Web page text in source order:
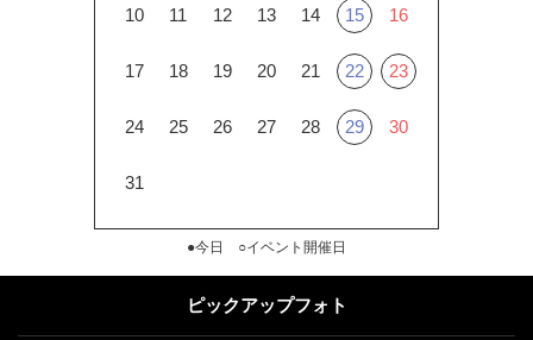
10 11 12 13 14 15 16
17 18 19 20 21 22 23
24 25 26 27 28 29 30
31
●今日 ○イベント開催日
ピックアップフォト